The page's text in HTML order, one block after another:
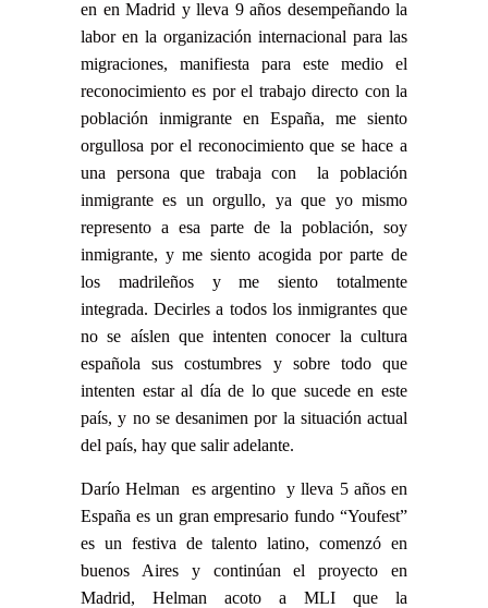
en en Madrid y lleva 9 años desempeñando la
labor en la organización internacional para las
migraciones, manifiesta para este medio el
reconocimiento es por el trabajo directo con la
población inmigrante en España, me siento
orgullosa por el reconocimiento que se hace a
una persona que trabaja con la población
inmigrante es un orgullo, ya que yo mismo
represento a esa parte de la población, soy
inmigrante, y me siento acogida por parte de
los madrileños y me siento totalmente
integrada. Decirles a todos los inmigrantes que
no se aíslen que intenten conocer la cultura
española sus costumbres y sobre todo que
intenten estar al día de lo que sucede en este
país, y no se desanimen por la situación actual
del país, hay que salir adelante.
Darío Helman es argentino y lleva 5 años en
España es un gran empresario fundo “Youfest”
es un festiva de talento latino, comenzó en
buenos Aires y continúan el proyecto en
Madrid, Helman acoto a MLI que la